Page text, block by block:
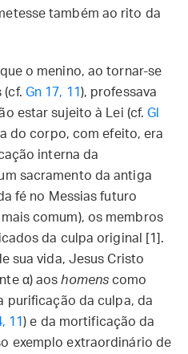
também ao rito da
o menino, ao tornar-se
(cf. Gn 17, 11 ), professava
estar sujeito à Lei (cf.Gl
do corpo, com efeito, era
interna da
sacramento da antiga
fé no Messias futuro
comum), os membros
da culpa original [1].
sua vida, Jesus Cristo
α) aoshomens como
purificação da culpa, da
11) e da mortificação da
exemplo extraordinário de